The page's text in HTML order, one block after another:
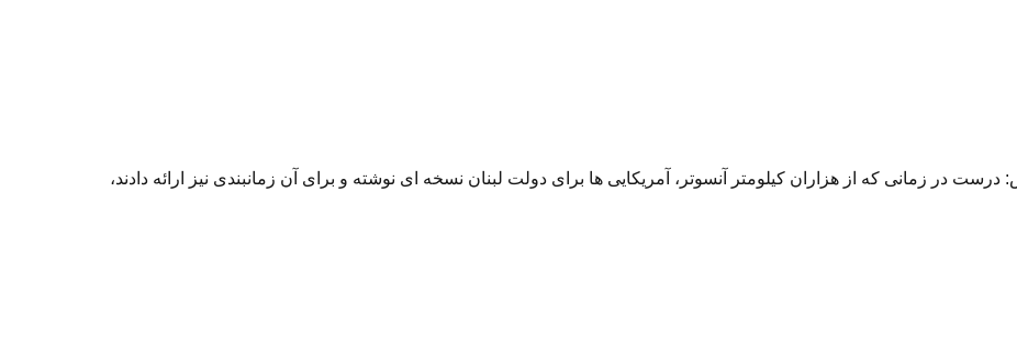
زمانی که از هزاران کیلومتر آنسوتر، آمریکایی ها برای دولت لبنان نسخه ای نوشته و برای آن زمانبندی نیز ارائه دادند،